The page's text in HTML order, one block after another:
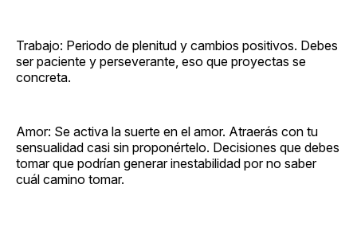
Trabajo: Periodo de plenitud y cambios positivos. Debes
ser paciente y perseverante, eso que proyectas se
concreta.
Amor: Se activa la suerte en el amor. Atraerás con tu
sensualidad casi sin proponértelo. Decisiones que debes
tomar que podrían generar inestabilidad por no saber
cuál camino tomar.